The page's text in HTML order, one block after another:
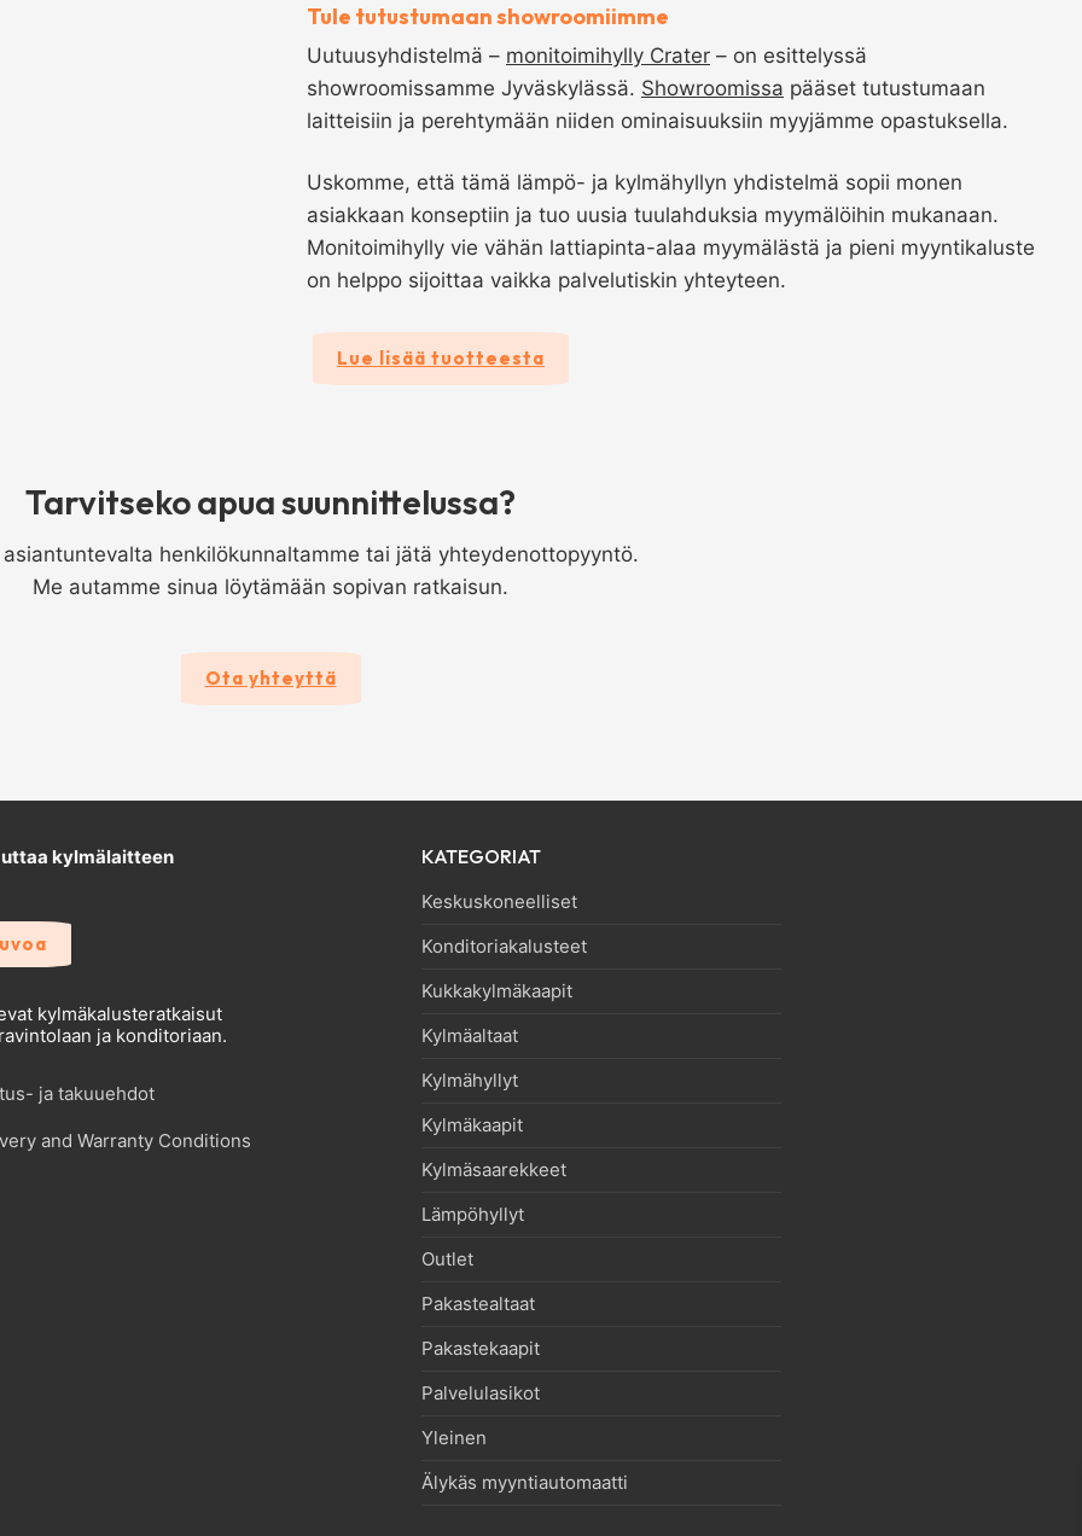
Tule tutustumaan showroomiimme
Uutuusyhdistelmä – monitoimihylly Crater – on esittelyssä
showroomissamme Jyväskylässä. Showroomissa pääset tutustumaan
laitteisiin ja perehtymään niiden ominaisuuksiin myyjämme opastuksella.
Uskomme, että tämä lämpö- ja kylmähyllyn yhdistelmä sopii monen
asiakkaan konseptiin ja tuo uusia tuulahduksia myymälöihin mukanaan.
Monitoimihylly vie vähän lattiapinta-alaa myymälästä ja pieni myyntikaluste
on helppo sijoittaa vaikka palvelutiskin yhteyteen.
Lue lisää tuotteesta
Tarvitseko apua suunnittelussa?
asiantuntevalta henkilökunnaltamme tai jätä yhteydenottopyyntö.
Me autamme sinua löytämään sopivan ratkaisun.
Ota yhteyttä
kylmälaitteen
kylmäkalusteratkaisut
ja konditoriaan.
ja takuuehdot
and Warranty Conditions
KATEGORIAT
Keskuskoneelliset
Konditoriakalusteet
Kukkakylmäkaapit
Kylmäaltaat
Kylmähyllyt
Kylmäkaapit
Kylmäsaarekkeet
Lämpöhyllyt
Outlet
Pakastealtaat
Pakastekaapit
Palvelulasikot
Yleinen
Älykäs myyntiautomaatti